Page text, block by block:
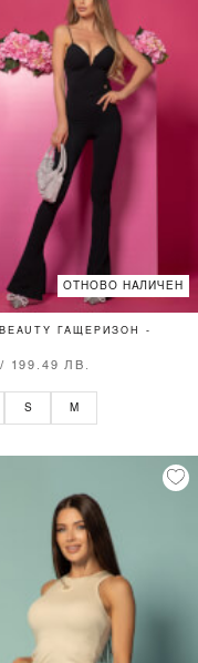
ОТНОВО НАЛИЧЕН
BEAUTY ГАЩЕРИЗОН -
199.49 ЛВ.
S M